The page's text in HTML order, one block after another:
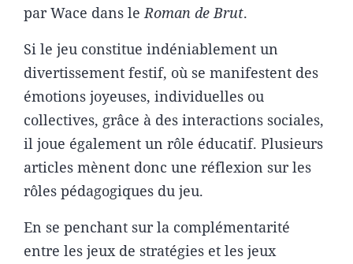
par Wace dans leRoman de Brut.
Si le jeu constitue indéniablement un
divertissement festif, où se manifestent des
émotions joyeuses, individuelles ou
collectives, grâce à des interactions sociales,
il joue également un rôle éducatif. Plusieurs
articles mènent donc une réflexion sur les
rôles pédagogiques du jeu.
En se penchant sur la complémentarité
entre les jeux de stratégies et les jeux